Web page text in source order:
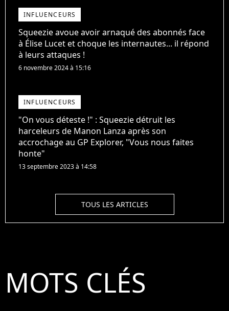
INFLUENCEURS
Squeezie avoue avoir arnaqué des abonnés face
à Élise Lucet et choque les internautes... il répond
à leurs attaques !
6 novembre 2024 à 15:16
INFLUENCEURS
"On vous déteste !" : Squeezie détruit les
harceleurs de Manon Lanza après son
accrochage au GP Explorer, "Vous nous faites
honte"
13 septembre 2023 à 14:58
TOUS LES ARTICLES
MOTS CLÉS